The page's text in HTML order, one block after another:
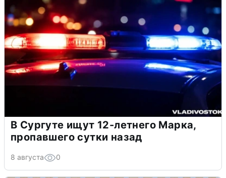
В Сургуте ищут 12-летнего Марка,
пропавшего сутки назад
8 августа 0